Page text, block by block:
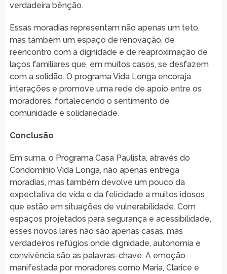
verdadeira bênção.
Essas moradias representam não apenas um teto,
mas também um espaço de renovação, de
reencontro com a dignidade e de reaproximação de
laços familiares que, em muitos casos, se desfazem
com a solidão. O programa Vida Longa encoraja
interações e promove uma rede de apoio entre os
moradores, fortalecendo o sentimento de
comunidade e solidariedade.
Conclusão
Em suma, o Programa Casa Paulista, através do
Condomínio Vida Longa, não apenas entrega
moradias, mas também devolve um pouco da
expectativa de vida e da felicidade a muitos idosos
que estão em situações de vulnerabilidade. Com
espaços projetados para segurança e acessibilidade,
esses novos lares não são apenas casas, mas
verdadeiros refúgios onde dignidade, autonomia e
convivência são as palavras-chave. A emoção
manifestada por moradores como Maria, Clarice e